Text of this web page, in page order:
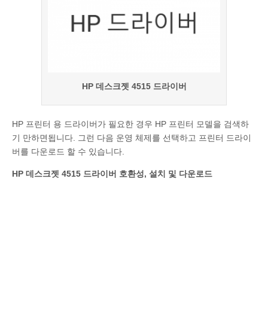
HP 데스크젯 4515 드라이버
HP 프린터 용 드라이버가 필요한 경우 HP 프린터 모델을 검색하
기 만하면됩니다. 그런 다음 운영 체제를 선택하고 프린터 드라이
버를 다운로드 할 수 있습니다.
HP 데스크젯 4515 드라이버 호환성, 설치 및 다운로드